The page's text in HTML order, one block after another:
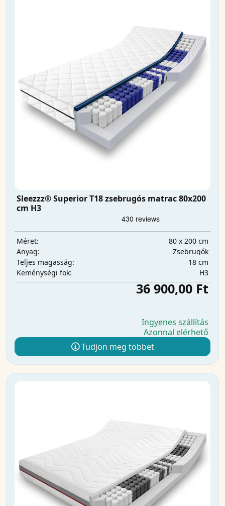
Sleezzz® Superior T18 zsebrugós matrac 80x200
cm H3
Méret:
80 x 200 cm
Anyag:
Zsebrugók
Teljes magasság:
18 cm
Keménységi fok:
H3
36 900,00 Ft
Ingyenes szállítás
Azonnal elérhető
Tudjon meg többet